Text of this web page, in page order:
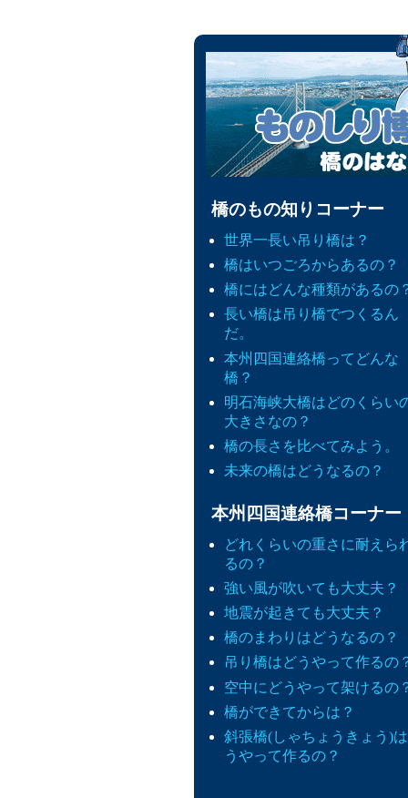
橋のもの知りコーナー
世界一長い吊り橋は？
橋はいつごろからあるの？
橋にはどんな種類があるの
長い橋は吊り橋でつくるん
だ。
本州四国連絡橋ってどんな
橋？
明石海峡大橋はどのくらい
大きさなの？
橋の長さを比べてみよう。
未来の橋はどうなるの？
本州四国連絡橋コーナー
どれくらいの重さに耐えら
るの？
強い風が吹いても大丈夫？
地震が起きても大丈夫？
橋のまわりはどうなるの？
吊り橋はどうやって作るの
空中にどうやって架けるの
橋ができてからは？
斜張橋(しゃちょうきょう)
うやって作るの？